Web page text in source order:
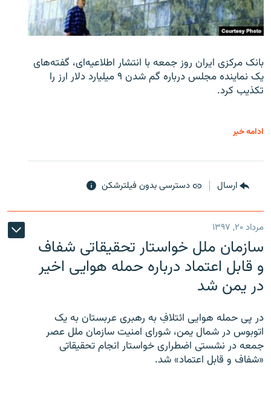
بانک مرکزی ایران روز جمعه با انتشار اطلاعیه‌ای، گفته‌های
یک نماینده مجلس درباره گم شدن ۹ میلیارد دلار ارز را
تکذیب کرد.
ادامه خبر
ارسال دسترسی بدون فیلترشکن
مرداد ۲۰, ۱۳۹۷
سازمان ملل خواستار تحقیقاتی شفاف
و قابل اعتماد درباره حمله هوایی اخیر
در یمن شد
در پی حمله هوایی ائتلافِ به رهبری عربستان به یک
اتوبوس در شمال یمن، شورای امنیت سازمان ملل عصر
جمعه در نشستی اضطراری خواستار انجام تحقیقاتی
«شفاف و قابل اعتماد» شد.